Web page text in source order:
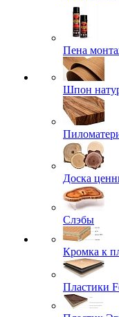
Пена
Шпон
Доска
Слэбы
Кромка к
Пластики